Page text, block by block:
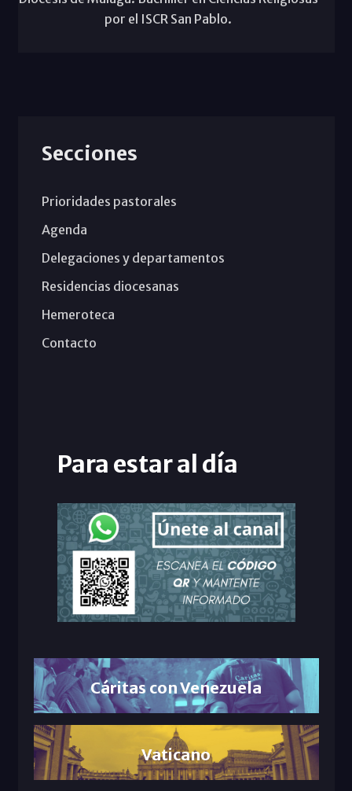
por el ISCR San Pablo.
Secciones
Prioridades pastorales
Agenda
Delegaciones y departamentos
Residencias diocesanas
Hemeroteca
Contacto
Para estar al día
Cáritas con Venezuela
Vaticano